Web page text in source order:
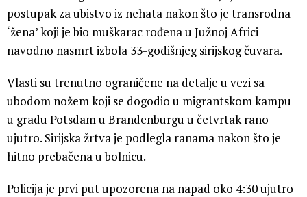
postupak za ubistvo iz nehata nakon što je transrodna
‘žena’ koji je bio muškarac rođena u Južnoj Africi
navodno nasmrt izbola 33-godišnjeg sirijskog čuvara.
Vlasti su trenutno ograničene na detalje u vezi sa
ubodom nožem koji se dogodio u migrantskom kampu
u gradu Potsdam u Brandenburgu u četvrtak rano
ujutro. Sirijska žrtva je podlegla ranama nakon što je
hitno prebačena u bolnicu.
Policija je prvi put upozorena na napad oko 4:30 ujutro